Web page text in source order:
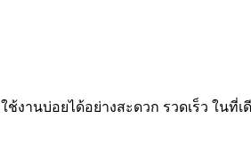
งานบ่อยได้อย่างสะดวก รวดเร็ว ในที่เ